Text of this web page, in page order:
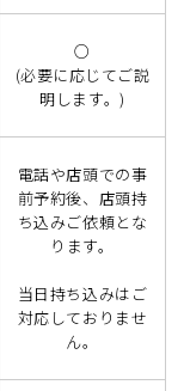
○
(必要に応じてご説
明します。)
電話や店頭での事
前予約後、店頭持
ち込みご依頼とな
ります。
当日持ち込みはご
対応しておりませ
ん。